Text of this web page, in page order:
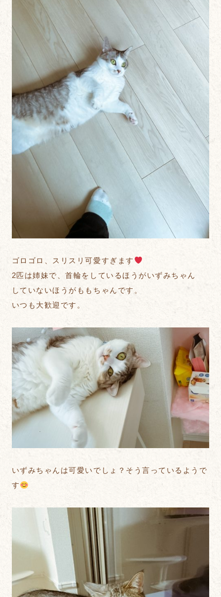
ゴロゴロ、スリスリ可愛すぎます
2匹は姉妹で、首輪をしているほうがいずみちゃん
していないほうがももちゃんです。
いつも大歓迎です。
いずみちゃんは可愛いでしょ？そう言っているようで
す